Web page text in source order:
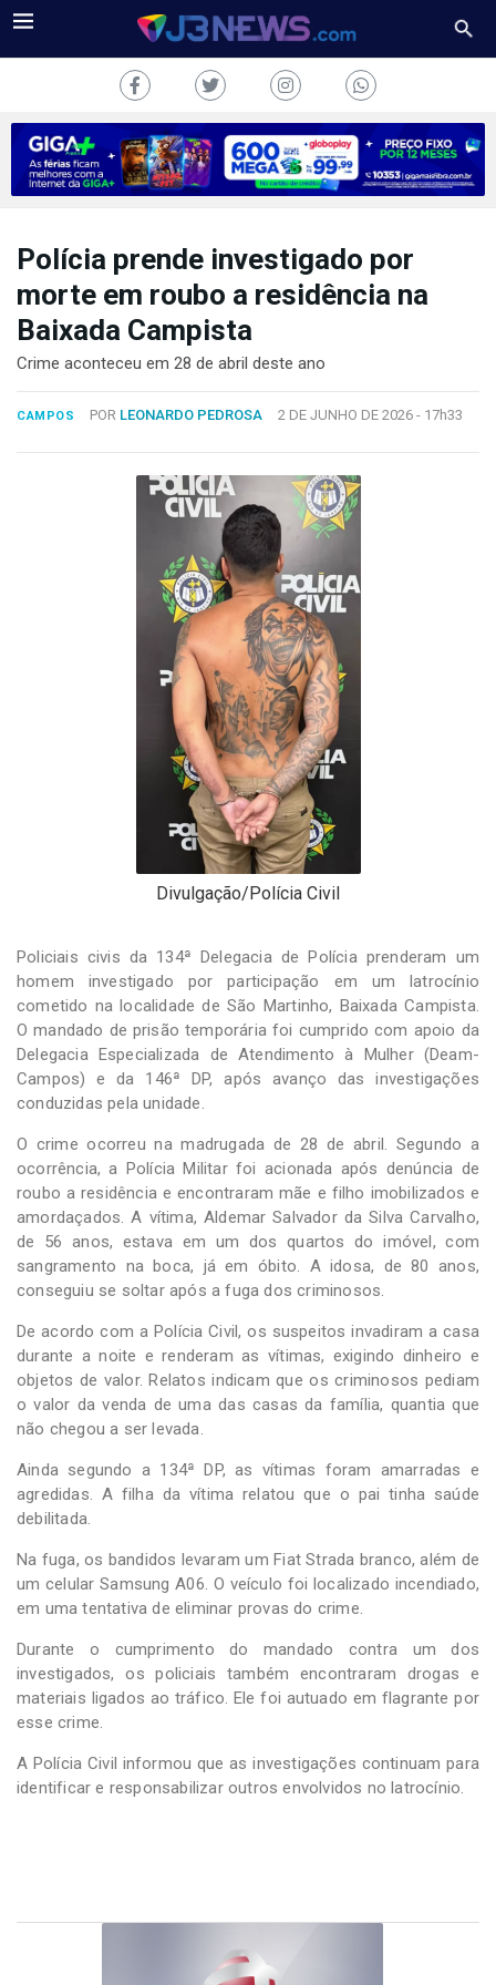
J3NEWS
TV
COLUNAS
CONOSCO
Copyright
Polícia prende investigado por
morte em roubo a residência na
Baixada Campista
Crime aconteceu em 28 de abril deste ano
CAMPOS POR LEONARDO PEDROSA 2 DE JUNHO DE 2026 - 17h33
Divulgação/Polícia Civil
Policiais civis da 134ª Delegacia de Polícia prenderam um
homem investigado por participação em um latrocínio
cometido na localidade de São Martinho, Baixada Campista.
O mandado de prisão temporária foi cumprido com apoio da
Delegacia Especializada de Atendimento à Mulher (Deam-
Campos) e da 146ª DP, após avanço das investigações
conduzidas pela unidade.
O crime ocorreu na madrugada de 28 de abril. Segundo a
ocorrência, a Polícia Militar foi acionada após denúncia de
roubo a residência e encontraram mãe e filho imobilizados e
amordaçados. A vítima, Aldemar Salvador da Silva Carvalho,
de 56 anos, estava em um dos quartos do imóvel, com
sangramento na boca, já em óbito. A idosa, de 80 anos,
conseguiu se soltar após a fuga dos criminosos.
De acordo com a Polícia Civil, os suspeitos invadiram a casa
durante a noite e renderam as vítimas, exigindo dinheiro e
objetos de valor. Relatos indicam que os criminosos pediam
o valor da venda de uma das casas da família, quantia que
não chegou a ser levada.
Ainda segundo a 134ª DP, as vítimas foram amarradas e
agredidas. A filha da vítima relatou que o pai tinha saúde
debilitada.
Na fuga, os bandidos levaram um Fiat Strada branco, além de
um celular Samsung A06. O veículo foi localizado incendiado,
em uma tentativa de eliminar provas do crime.
Durante o cumprimento do mandado contra um dos
investigados, os policiais também encontraram drogas e
materiais ligados ao tráfico. Ele foi autuado em flagrante por
esse crime.
A Polícia Civil informou que as investigações continuam para
identificar e responsabilizar outros envolvidos no latrocínio.